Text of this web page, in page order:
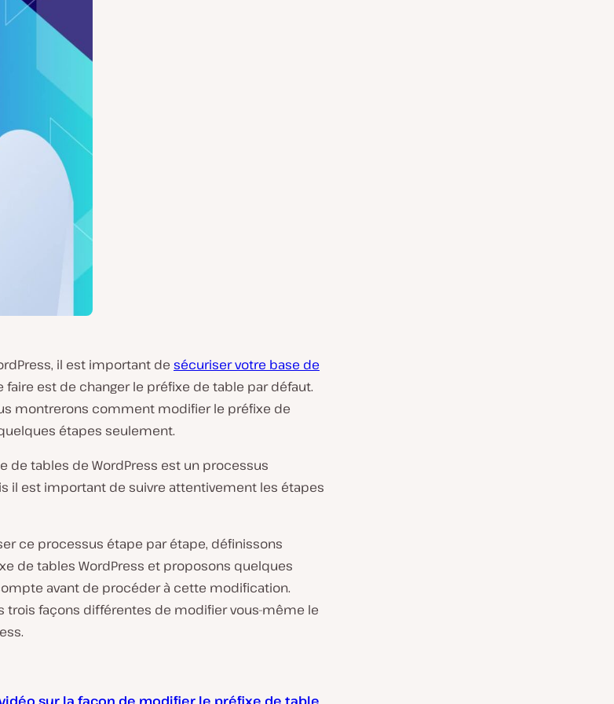
il est important de sécuriser votre base de
faire est de changer le préfixe de table par défaut.
montrerons comment modifier le préfixe de
étapes seulement.
de tables de WordPress est un processus
il est important de suivre attentivement les étapes
ce processus étape par étape, définissons
de tables WordPress et proposons quelques
avant de procéder à cette modification.
trois façons différentes de modifier vous-même le